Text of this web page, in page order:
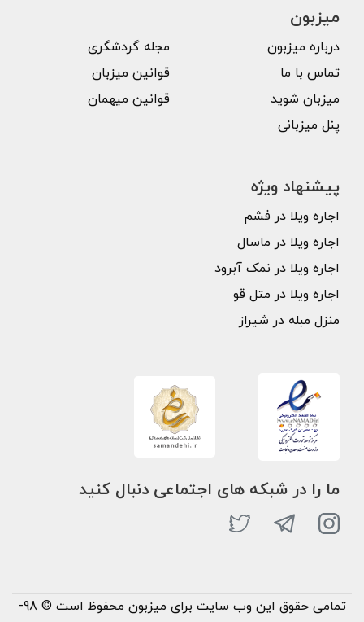
میزبون
درباره میزبون
تماس با ما
میزبان شوید
پنل میزبانی
مجله گردشگری
قوانین میزبان
قوانین میهمان
پیشنهاد ویژه
اجاره ویلا در فشم
اجاره ویلا در ماسال
اجاره ویلا در نمک آبرود
اجاره ویلا در متل قو
منزل مبله در شیراز
ما را در شبکه های اجتماعی دنبال کنید
تمامی حقوق این وب سایت برای میزبون محفوظ است © 98-